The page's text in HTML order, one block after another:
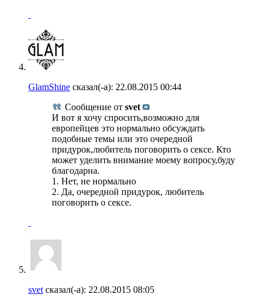
GlamShine сказал(-а): 22.08.2015 00:44
Сообщение от svet
И вот я хочу спросить,возможно для
европейцев это нормально обсуждать
подобные темы или это очередной
придурок,любитель поговорить о сексе. Кто
может уделить внимание моему вопросу,буду
благодарна.
1. Нет, не нормально
2. Да, очередной придурок, любитель
поговорить о сексе.
svet сказал(-а): 22.08.2015 08:05